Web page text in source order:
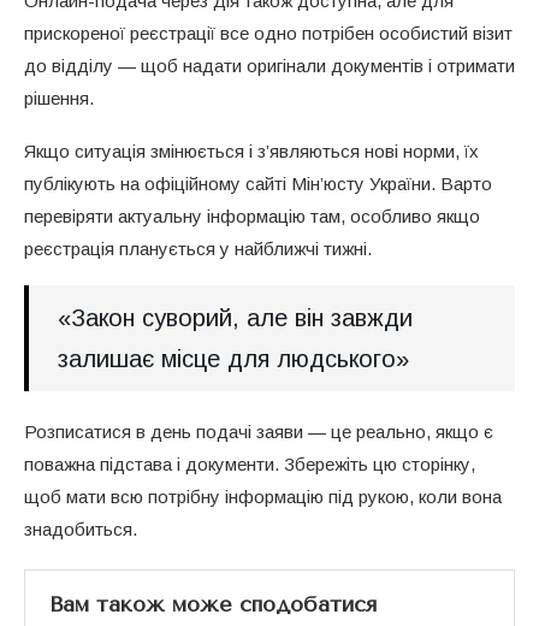
прискореної реєстрації все одно потрібен особистий візит
до відділу — щоб надати оригінали документів і отримати
рішення.
Якщо ситуація змінюється і з’являються нові норми, їх
публікують на офіційному сайті Мін’юсту України. Варто
перевіряти актуальну інформацію там, особливо якщо
реєстрація планується у найближчі тижні.
«Закон суворий, але він завжди
залишає місце для людського»
Розписатися в день подачі заяви — це реально, якщо є
поважна підстава і документи. Збережіть цю сторінку,
щоб мати всю потрібну інформацію під рукою, коли вона
знадобиться.
Вам також може сподобатися